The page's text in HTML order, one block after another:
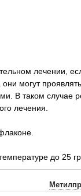
лечении,
могут
В таком случае
лечения.
до 25